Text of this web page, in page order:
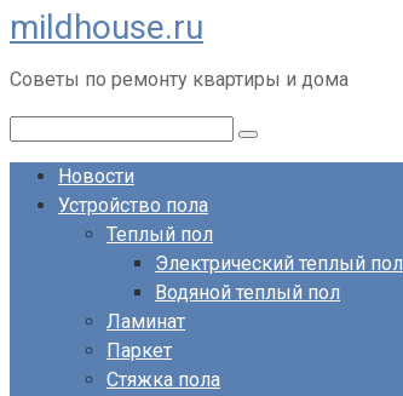
Перейти
к
контенту
mildhouse.ru
Советы по ремонту квартиры и дома
Новости
Устройство пола
Теплый пол
Электрический теплый пол
Водяной теплый пол
Ламинат
Паркет
Стяжка пола